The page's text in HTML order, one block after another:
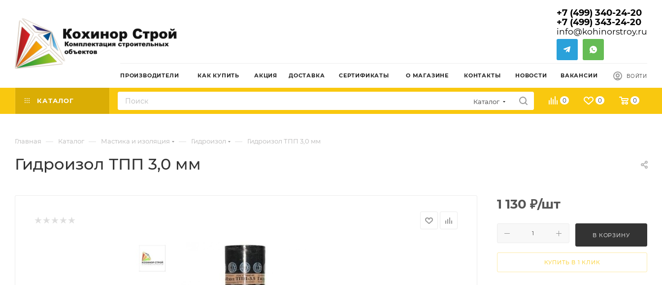
+7 (499) 340-24-20
+7 (499) 343-24-20
info@kohinorstroy.ru
ПРОИЗВОДИТЕЛИ КАК КУПИТЬ АКЦИЯ ДОСТАВКА СЕРТИФИКАТЫ О МАГАЗИНЕ КОНТАКТЫ НОВОСТИ ВАКАНСИИ ВОЙТИ
КАТАЛОГ Каталог 0 0 0
Главная — Каталог — Мастика и изоляция — Гидроизол — Гидроизол ТПП 3,0 мм
Гидроизол ТПП 3,0 мм
1 130 ₽/шт
В КОРЗИНУ
КУПИТЬ В 1 КЛИК